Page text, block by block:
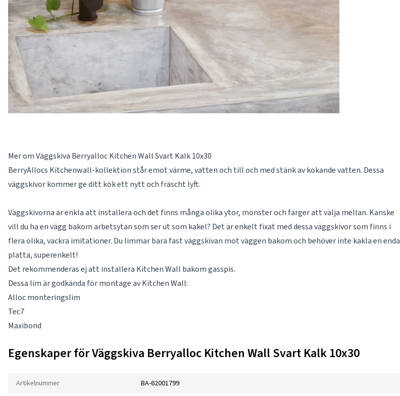
Mer om Väggskiva Berryalloc Kitchen Wall Svart Kalk 10x30
BerryAllocs Kitchenwall-kollektion står emot värme, vatten och till och med stänk av kokande vatten. Dessa
väggskivor kommer ge ditt kök ett nytt och fräscht lyft.
Väggskivorna är enkla att installera och det finns många olika ytor, mönster och färger att välja mellan. Kanske
vill du ha en vägg bakom arbetsytan som ser ut som kakel? Det är enkelt fixat med dessa väggskivor som finns i
flera olika, vackra imitationer. Du limmar bara fast väggskivan mot väggen bakom och behöver inte kakla en enda
platta, superenkelt!
Det rekommenderas ej att installera Kitchen Wall bakom gasspis.
Dessa lim är godkända för montage av Kitchen Wall:
Alloc monteringslim
Tec7
Maxibond
Egenskaper för Väggskiva Berryalloc Kitchen Wall Svart Kalk 10x30
Artikelnummer BA-62001799